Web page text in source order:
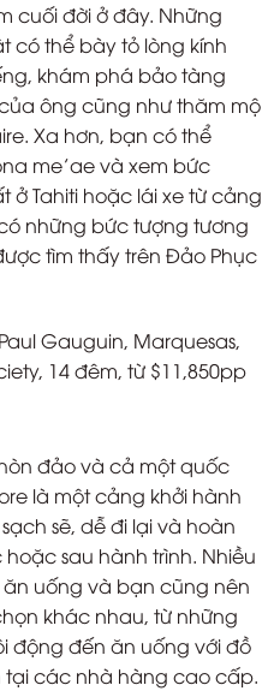
cuối đời ở đây. Những
có thể bày tỏ lòng kính
khám phá bảo tàng
ông cũng như thăm mộ
Xa hơn, bạn có thể
me’ae và xem bức
ở Tahiti hoặc lái xe từ cảng
những bức tượng tương
tìm thấy trên Đảo Phục
Gauguin, Marquesas,
14 đêm, từ $11,850pp
đảo và cả một quốc
là một cảng khởi hành
sẽ, dễ đi lại và hoàn
sau hành trình. Nhiều
uống và bạn cũng nên
khác nhau, từ những
động đến ăn uống với đồ
tại các nhà hàng cao cấp.